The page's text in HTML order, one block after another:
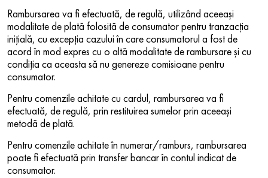
Rambursarea va fi efectuată, de regulă, utilizând aceeași
modalitate de plată folosită de consumator pentru tranzacția
inițială, cu excepția cazului în care consumatorul a fost de
acord în mod expres cu o altă modalitate de rambursare și cu
condiția ca aceasta să nu genereze comisioane pentru
consumator.
Pentru comenzile achitate cu cardul, rambursarea va fi
efectuată, de regulă, prin restituirea sumelor prin aceeași
metodă de plată.
Pentru comenzile achitate în numerar/ramburs, rambursarea
poate fi efectuată prin transfer bancar în contul indicat de
consumator.